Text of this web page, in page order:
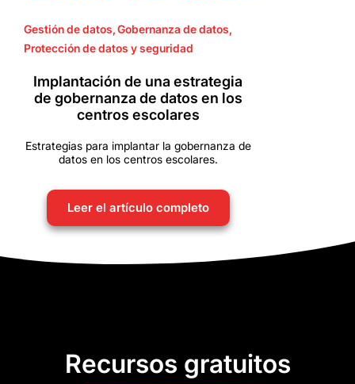
Gestión de datos,Gobernanza de datos,
Protección de datos y seguridad
Implantación de una estrategia
de gobernanza de datos en los
centros escolares
Estrategias para implantar la gobernanza de
datos en los centros escolares.
Leer el artículo completo
Recursos gratuitos